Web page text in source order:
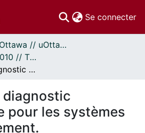
Se connecter
Thèses uOttawa // uOttawa Theses
Thèses, 1910 - 2010 // Theses, 1910 - 2010
Méthode de diagnostic automatique pour les systèmes d'asservissement.
diagnostic
pour les systèmes